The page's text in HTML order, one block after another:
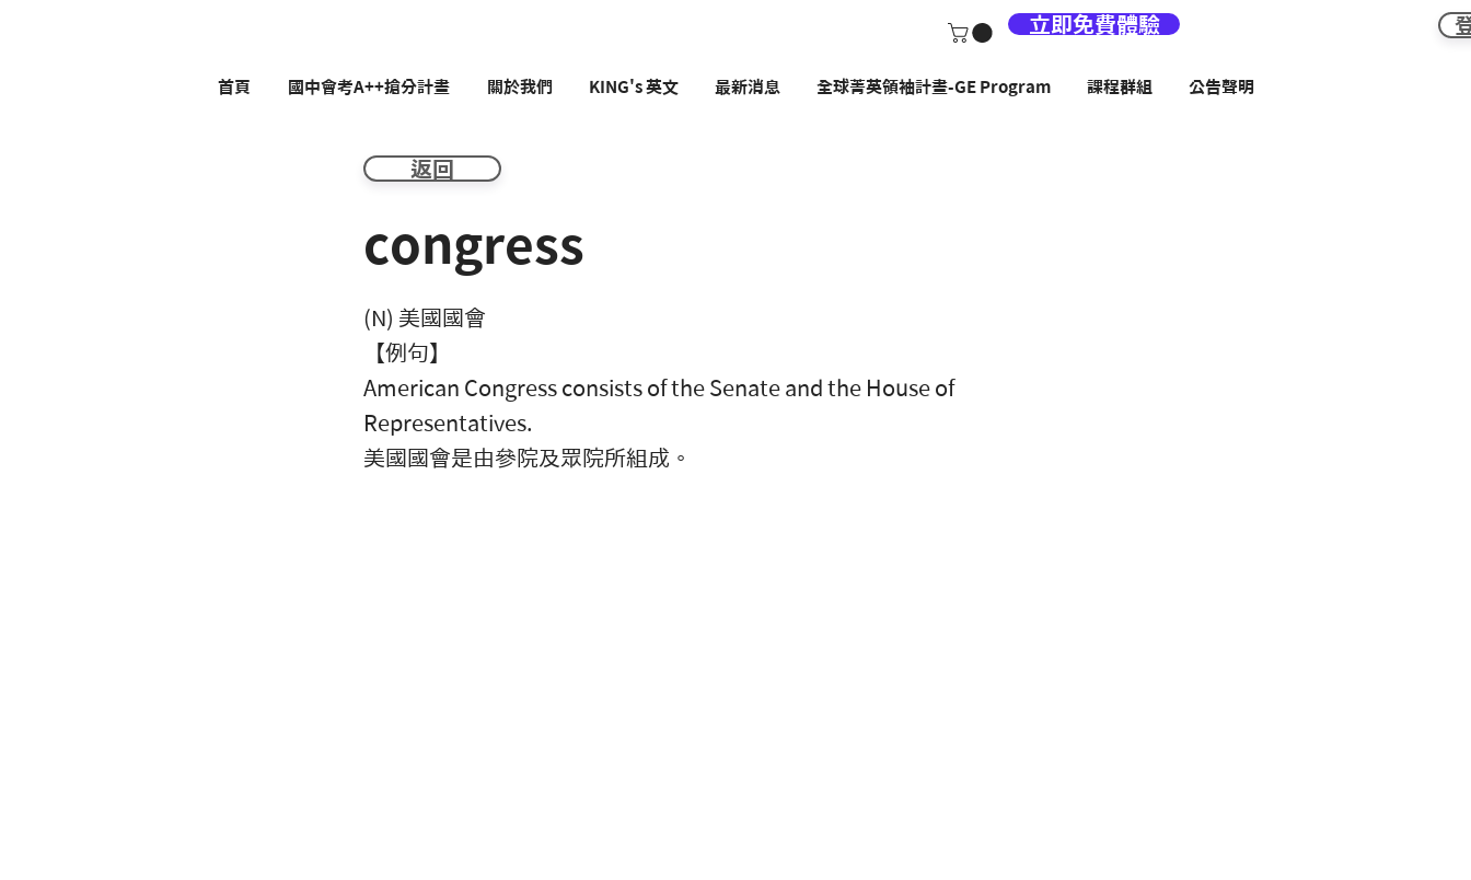
立即免費體驗
首頁 國中會考A++搶分計畫 關於我們 KING's 英文 最新消息 全球菁英領袖計畫-GE Program 課程群組 公告聲明
返回
congress
(N) 美國國會
【例句】
American Congress consists of the Senate and the House of
Representatives.
美國國會是由參院及眾院所組成。